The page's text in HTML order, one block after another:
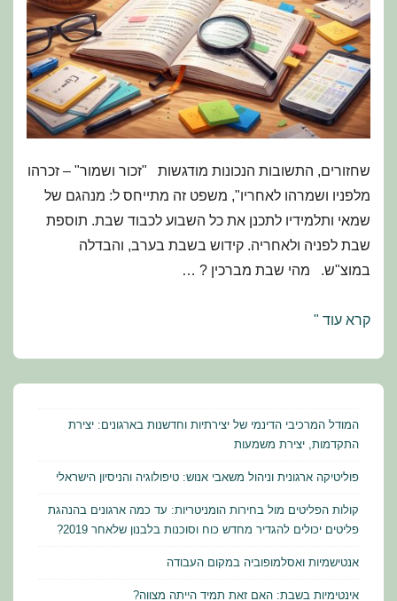
שחזורים, התשובות הנכונות מודגשות "זכור ושמור" – זכרהו
מלפניו ושמרהו לאחריו", משפט זה מתייחס ל: מנהגם של
שמאי ותלמידיו לתכנן את כל השבוע לכבוד שבת. תוספת
שבת לפניה ולאחריה. קידוש בשבת בערב, והבדלה
במוצ"ש. מהי שבת מברכין ? …
מועדי
הלכה
ומנהג:
שחזורים
למבחן
קרא עוד "
המודל המרכיבי הדינמי של יצירתיות וחדשנות בארגונים: יצירת
התקדמות, יצירת משמעות
פוליטיקה ארגונית וניהול משאבי אנוש: טיפולוגיה והניסיון הישראלי
קולות הפליטים מול בחירות הומניטריות: עד כמה ארגונים בהנהגת
פליטים יכולים להגדיר מחדש כוח וסוכנות בלבנון שלאחר 2019?
אנטישמיות ואסלמופוביה במקום העבודה
אינטימיות בשבת: האם זאת תמיד הייתה מצווה?